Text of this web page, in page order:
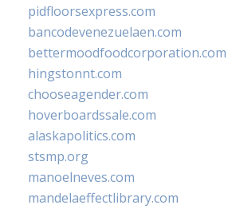
pidfloorsexpress.com
bancodevenezuelaen.com
bettermoodfoodcorporation.com
hingstonnt.com
chooseagender.com
hoverboardssale.com
alaskapolitics.com
stsmp.org
manoelneves.com
mandelaeffectlibrary.com